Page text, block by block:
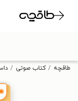
طاقچه کتاب صوتی